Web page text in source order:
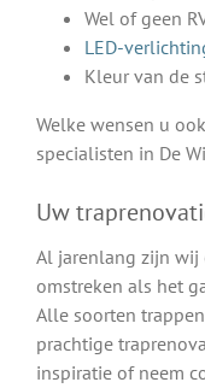
Wel of geen
LED-
Kleur van de
Welke wensen u
specialisten in De
Uw
Al jarenlang zijn wij
omstreken als het
Alle soorten
prachtige
inspiratie of neem